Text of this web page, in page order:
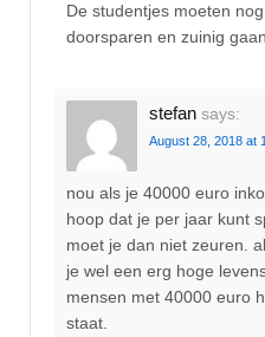
De studentjes moeten
doorsparen en zuinig
stefan says:
August 28, 2018 at
nou als je 40000 euro
hoop dat je per jaar kunt
moet je dan niet zeuren.
je wel een erg hoge
mensen met 40000 euro
staat.